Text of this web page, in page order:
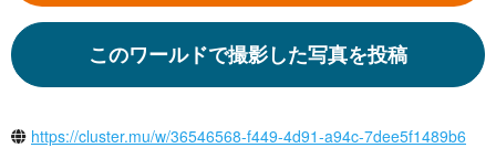
このワールドで撮影した写真を投稿
https://cluster.mu/w/36546568-f449-4d91-a94c-7dee5f1489b6